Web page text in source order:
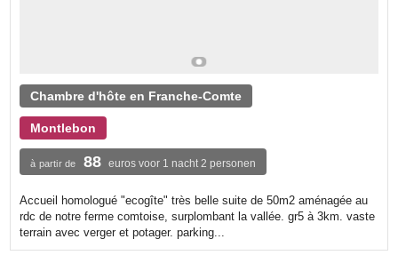
Chambre d'hôte en Franche-Comte
Montlebon
à partir de 88 euros voor 1 nacht 2 personen
Accueil homologué "ecogîte" très belle suite de 50m2 aménagée au
rdc de notre ferme comtoise, surplombant la vallée. gr5 à 3km. vaste
terrain avec verger et potager. parking...